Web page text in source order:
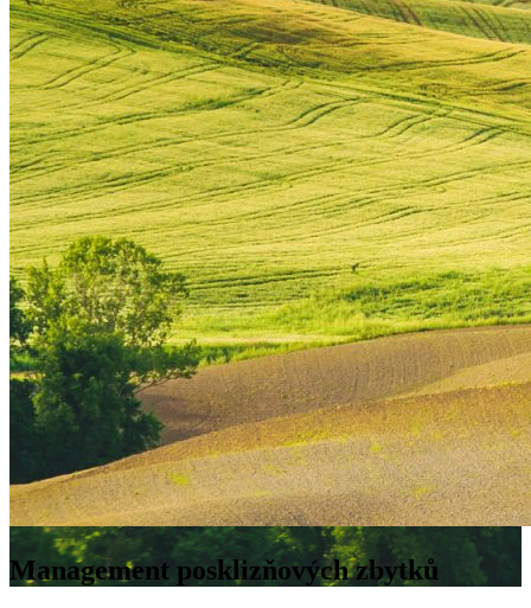
Management posklizňových zbytků